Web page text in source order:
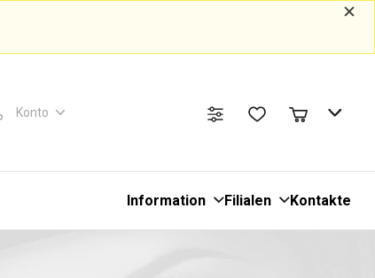
Konto
Information Filialen Kontakte